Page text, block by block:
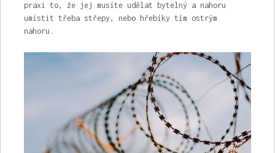
praxi to, že jej musíte udělat bytelný a nahoru
umístit třeba střepy, nebo hřebíky tím ostrým
nahoru.